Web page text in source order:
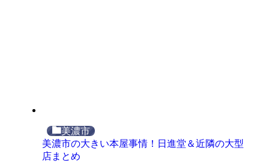
美濃市
美濃市の大きい本屋事情！日進堂＆近隣の大型
店まとめ